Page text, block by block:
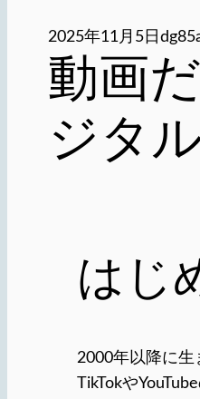
2025年11月5日
動画
ジタ
はじ
2000年以降に生
TikTokや